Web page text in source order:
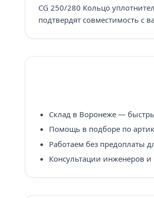
CG 250/280 Кольцо
подтвердят совместимость с
Склад в Воронеже —
Помощь в подборе по
Работаем без предоплаты
Консультации инженеров